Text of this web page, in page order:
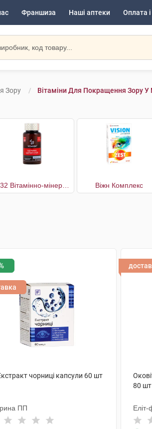
Франшиза Наші аптеки Оплата
Зору Вітаміни Для Покращення Зору У
Віжн Комплекс
чорниці капсули 60 шт
ПП
80 шт